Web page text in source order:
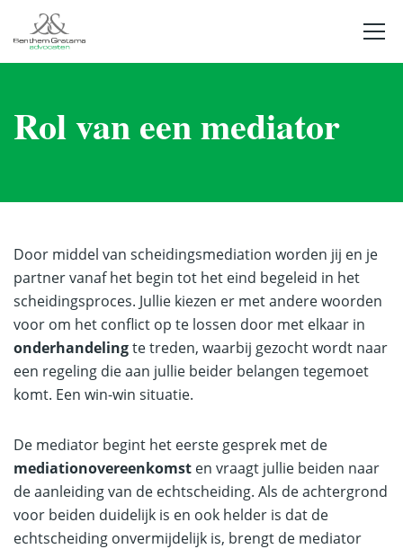
Rol van een mediator
Door middel van scheidingsmediation worden jij en je
partner vanaf het begin tot het eind begeleid in het
scheidingsproces. Jullie kiezen er met andere woorden
voor om het conflict op te lossen door met elkaar in
onderhandelingte treden, waarbij gezocht wordt naar
een regeling die aan jullie beider belangen tegemoet
komt. Een win-win situatie.
De mediator begint het eerste gesprek met de
mediationovereenkomst en vraagt jullie beiden naar
de aanleiding van de echtscheiding. Als de achtergrond
voor beiden duidelijk is en ook helder is dat de
echtscheiding onvermijdelijk is, brengt de mediator